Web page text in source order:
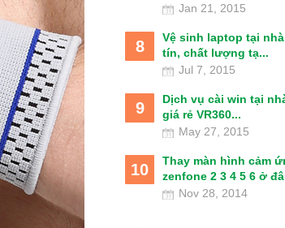
Jan 21, 2015
8
Vệ sinh laptop tại
tín, chất lượng tạ...
Jul 7, 2015
9
Dịch vụ cài win tại
giá rẻ VR360...
May 27, 2015
10
Thay màn hình cảm
zenfone 2 3 4 5 6 ở
Nov 28, 2014